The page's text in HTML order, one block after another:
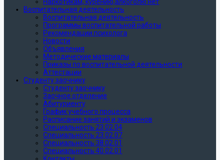
Воспитательная деятельность
Воспитательная деятельность
Программы воспитательной работы
Рекомендации психолога
Новости
Объявления
Методические материалы
Приказы по воспитательной деятельности
Аттестации
Студенту заочнику
Студенту заочнику
Заочное отделение
Абитуриенту
График учебного процесса
Расписание занятий и экзаменов
Специальность 23.02.04
Специальность 23.02.07
Специальность 38.02.01
Специальность 40.02.01